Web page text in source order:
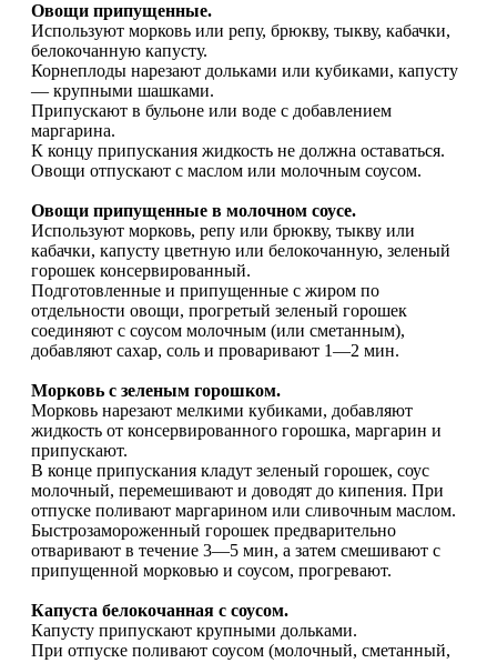
Овощи припущенные.
Используют морковь или репу, брюкву, тыкву, кабачки,
белокочанную капусту.
Корнеплоды нарезают дольками или кубиками, капусту
— крупными шашками.
Припускают в бульоне или воде с добавлением
маргарина.
К концу припускания жидкость не должна оставаться.
Овощи отпускают с маслом или молочным соусом.
Овощи припущенные в молочном соусе.
Используют морковь, репу или брюкву, тыкву или
кабачки, капусту цветную или белокочанную, зеленый
горошек консервированный.
Подготовленные и припущенные с жиром по
отдельности овощи, прогретый зеленый горошек
соединяют с соусом молочным (или сметанным),
добавляют сахар, соль и проваривают 1—2 мин.
Морковь с зеленым горошком.
Морковь нарезают мелкими кубиками, добавляют
жидкость от консервированного горошка, маргарин и
припускают.
В конце припускания кладут зеленый горошек, соус
молочный, перемешивают и доводят до кипения. При
отпуске поливают маргарином или сливочным маслом.
Быстрозамороженный горошек предварительно
отваривают в течение 3—5 мин, а затем смешивают с
припущенной морковью и соусом, прогревают.
Капуста белокочанная с соусом.
Капусту припускают крупными дольками.
При отпуске поливают соусом (молочный, сметанный,